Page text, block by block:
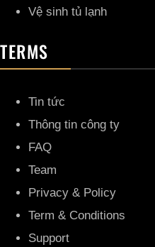
Vệ sinh tủ lạnh
TERMS
Tin tức
Thông tin công ty
FAQ
Team
Privacy & Policy
Term & Conditions
Support